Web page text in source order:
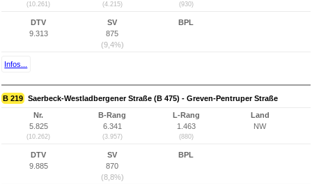
(10.261) (4.215) (930)
DTV
9.313
SV
875
(9,4%)
BPL
Infos...
B 219 Saerbeck-Westladbergener Straße (B 475) - Greven-Pentruper Straße
Nr.
5.825
(10.262)
B-Rang
6.341
(3.957)
L-Rang
1.463
(880)
Land
NW
DTV
9.885
SV
870
(8,8%)
BPL